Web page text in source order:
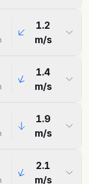
1.2
m/s
1.4
m/s
1.9
m/s
2.1
m/s